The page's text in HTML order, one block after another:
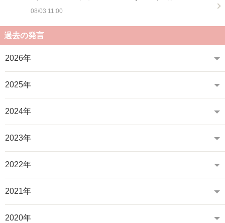
08/03 11:00
過去の発言
2026年
2025年
2024年
2023年
2022年
2021年
2020年